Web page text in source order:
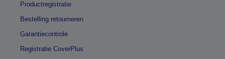
Productregistratie
Bestelling retourneren
Garantiecontrole
Registratie CoverPlus